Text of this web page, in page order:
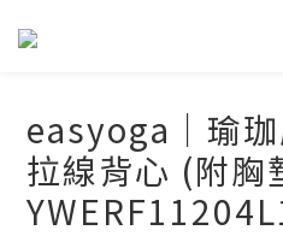
easyoga｜瑜
拉線背心 (附